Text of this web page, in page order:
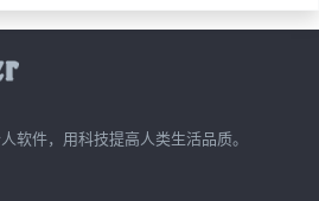
软件，用科技提高人类生活品质。